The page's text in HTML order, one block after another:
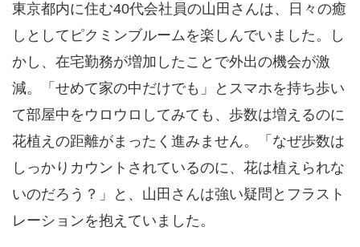
東京都内に住む40代会社員の山田さんは、日々の癒
しとしてピクミンブルームを楽しんでいました。し
かし、在宅勤務が増加したことで外出の機会が激
減。「せめて家の中だけでも」とスマホを持ち歩い
て部屋中をウロウロしてみても、歩数は増えるのに
花植えの距離がまったく進みません。「なぜ歩数は
しっかりカウントされているのに、花は植えられな
いのだろう？」と、山田さんは強い疑問とフラスト
レーションを抱えていました。